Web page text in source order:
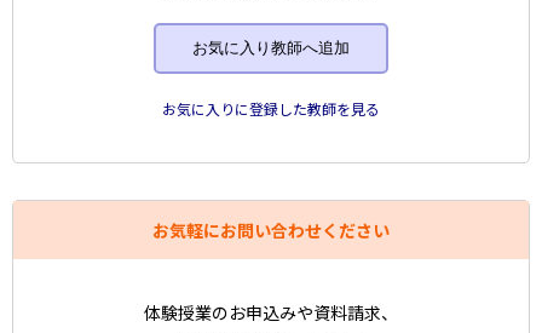
お気に入り教師へ追加
お気に入りに登録した教師を見る
お気軽にお問い合わせください
体験授業のお申込みや資料請求、